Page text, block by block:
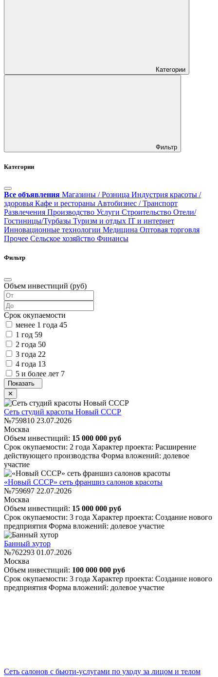
Категории
Фильтр
Категории
Все объявления Магазины / Розница Индустрия красоты /
здоровья Кафе и рестораны Автобизнес / Транспорт
Развлечения Производство Услуги Строительство Отели/
Гостиницы/Турбазы Туризм и отдых IT и интернет
Инновационные технологии Медицина Оптовая торговля
Прочее Сельское хозяйство Финансы
Фильтр
Объем инвестиций (руб)
Срок окупаемости
менее 1 года 45
1 год 59
2 года 50
3 года 22
4 года 13
5 и более лет 7
Сеть студий красоты Новый СССР
№759810 23.07.2026
Москва
Объем инвестиций: 15 000 000 руб
Срок окупаемости: 2 года Характер проекта: Расширение
действующего производства Форма вложений: долевое
участие
«Новый СССР» сеть франшиз салонов красоты
№759697 22.07.2026
Москва
Объем инвестиций: 15 000 000 руб
Срок окупаемости: 3 года Характер проекта: Создание нового
предприятия Форма вложений: долевое участие
Банный хутор
№762293 01.07.2026
Москва
Объем инвестиций: 100 000 000 руб
Срок окупаемости: 3 года Характер проекта: Создание нового
предприятия Форма вложений: долевое участие
Сеть салонов с бьюти-услугами по уходу за лицом и телом